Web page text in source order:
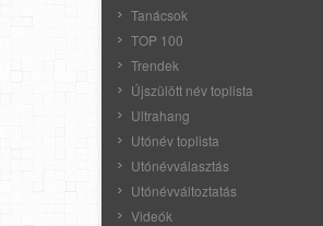
Tanácsok
TOP 100
Trendek
Újszülött név toplista
Ultrahang
Utónév toplista
Utónévválasztás
Utónévváltoztatás
Videók